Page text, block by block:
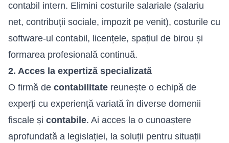
contabil intern. Elimini costurile salariale (salariu
net, contribuții sociale, impozit pe venit), costurile cu
software-ul contabil, licențele, spațiul de birou și
formarea profesională continuă.
2. Acces la expertiză specializată
O firmă de contabilitate reunește o echipă de
experți cu experiență variată în diverse domenii
fiscale și contabile. Ai acces la o cunoaștere
aprofundată a legislației, la soluții pentru situații